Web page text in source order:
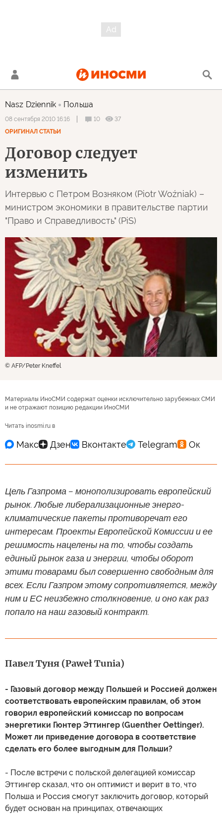
Nasz Dziennik Польша
08 сентября 2010 16:16 10
37
ОРИГИНАЛ СТАТЬИ
Договор следует
изменить
Интервью с Петром Возняком (Piotr Woźniak) –
министром экономики в правительстве партии
"Право и Справедливость" (PiS)
© AFP/Peter Kneffel
Материалы ИноСМИ содержат оценки исключительно зарубежных СМИ
и не отражают позицию редакции ИноСМИ
Читать inosmi.ru в
Цель Газпрома – монополизировать европейский
рынок. Любые либерализационные энерго-
климатические пакеты противоречат его
интересам. Проекты Европейской Комиссии и ее
решимость нацелены на то, чтобы создать
единый рынок газа и энергии, чтобы оборот
этими товарами был совершенно свободным для
всех. Если Газпром этому сопротивляется, между
ним и ЕС неизбежно столкновение, и оно как раз
попало на наш газовый контракт.
Павел Туня (Paweł Tunia)
- Газовый договор между Польшей и Россией должен
соответствовать европейским правилам, об этом
говорил европейский комиссар по вопросам
энергетики Гюнтер Эттингер (Guenther Oettinger).
Может ли приведение договора в соответствие
сделать его более выгодным для Польши?
- После встречи с польской делегацией комиссар
Эттингер сказал, что он оптимист и верит в то, что
Польша и Россия смогут заключить договор, который
будет основан на принципах, отвечающих